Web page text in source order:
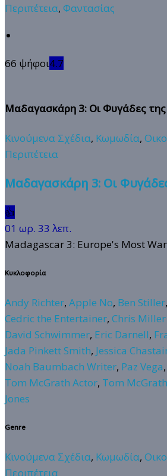
Περιπέτεια, Φαντασίας
66 ψήφοι4.7
Μαδαγασκάρη 3: Οι Φυγάδες
Κινούμενα Σχέδια, Κωμωδία,
Περιπέτεια
Μαδαγασκάρη 3: Οι
👍
01 ωρ. 33 λεπ.
Madagascar 3: Europe's Most
Κυκλοφορία
Andy Richter, Apple No, Ben Stiller,
Cedric the Entertainer, Chris
David Schwimmer, Eric Darnell,
Jada Pinkett Smith, Jessica
Noah Baumbach Writer, Paz Vega,
Tom McGrath Actor, Tom
Jones
Genre
Κινούμενα Σχέδια, Κωμωδία,
Περιπέτεια